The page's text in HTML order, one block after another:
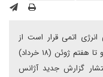
اتمی قرار است از
دوشنبه آینده، سوم ژوئن (۱۴ خرداد) آغاز شود و تا هفتم ژوئن (۱۸ خرداد)
گزارش جدید آژانس